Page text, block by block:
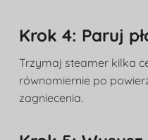
Krok 4: Paruj
Trzymaj steamer kilka
równomiernie po
zagniecenia.